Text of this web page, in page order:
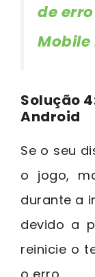
de
Solução
Android
Se o seu
o jogo,
durante a
devido a
reinicie o